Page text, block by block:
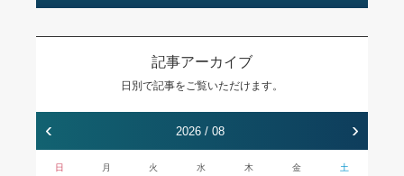
記事アーカイブ
日別で記事をご覧いただけます。
‹ 2026 / 08 ›
日 月 火 水 木 金 土